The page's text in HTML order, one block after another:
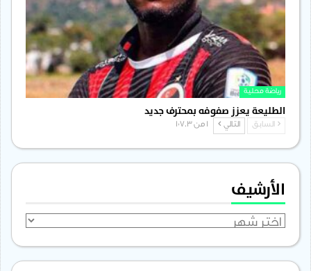
رياضة محلية
الطليعة يعزز صفوفه بمحترف جديد
السابق التالي
الأرشيف
الأرشيف